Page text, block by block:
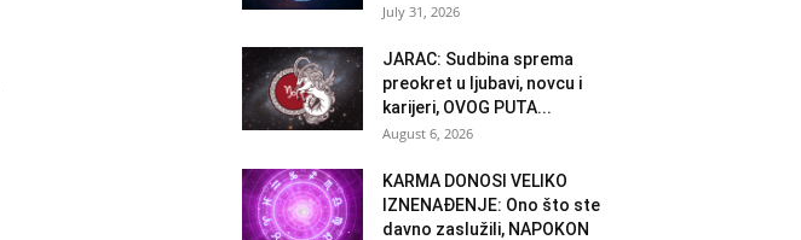
July 31, 2026
JARAC: Sudbina sprema
preokret u ljubavi, novcu i
karijeri, OVOG PUTA...
August 6, 2026
KARMA DONOSI VELIKO
IZNENAĐENJE: Ono što ste
davno zaslužili, NAPOKON